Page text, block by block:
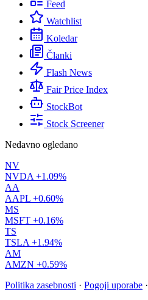
Feed
Watchlist
Koledar
Članki
Flash News
Fair Price Index
StockBot
Stock Screener
Nedavno ogledano
NV
NVDA +1.09%
AA
AAPL +0.60%
MS
MSFT +0.16%
TS
TSLA +1.94%
AM
AMZN +0.59%
Politika zasebnosti · Pogoji uporabe ·